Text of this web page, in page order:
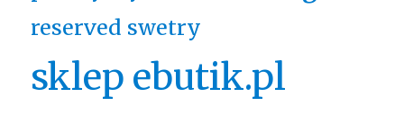
reserved swetry
sklep ebutik.pl